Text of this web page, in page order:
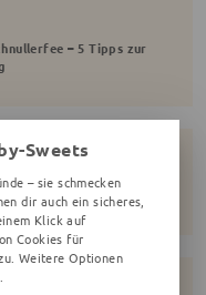
– 5 Tipps zur
– 6 Tipps für
Sweets
– sie schmecken
dir auch ein sicheres,
Klick auf
Cookies für
Weitere Optionen